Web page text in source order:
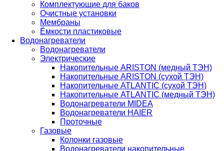
Комплектующие для баков
Очистные установки
Мембраны
Ёмкости пластиковые
Водонагреватели
Водонагреватели
Электрические
Накопительные ARISTON (медный ТЭН)
Накопительные ARISTON (сухой ТЭН)
Накопительные ATLANTIC (сухой ТЭН)
Накопительные ATLANTIC (медный ТЭН)
Водонагреватели MIDEA
Водонагреватели HAIER
Проточные
Газовые
Колонки газовые
Водонагреватели накопительные